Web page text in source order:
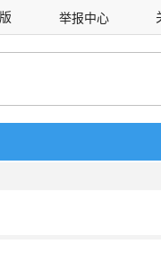
举报中心